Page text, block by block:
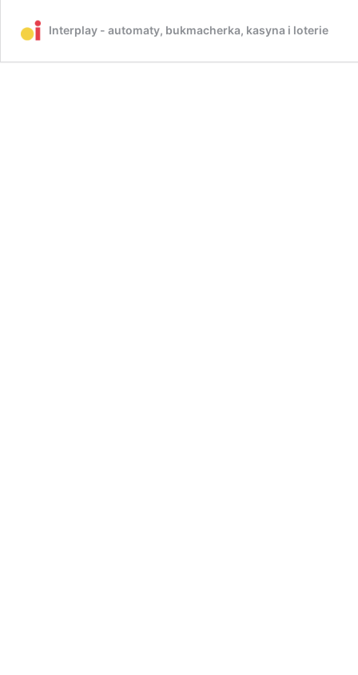
Interplay - automaty, bukmacherka, kasyna i loterie